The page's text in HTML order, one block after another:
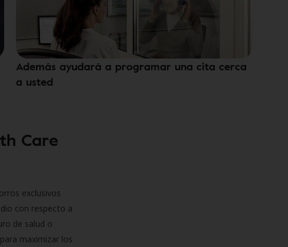
Además ayudará a programar una cita cerca
a usted
Care
exclusivos
con respecto a
de salud o
maximizar los